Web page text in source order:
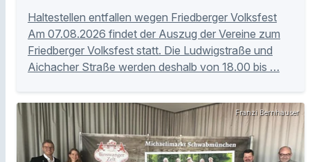
Haltestellen entfallen wegen Friedberger Volksfest
Am 07.08.2026 findet der Auszug der Vereine zum
Friedberger Volksfest statt. Die Ludwigstraße und
Aichacher Straße werden deshalb von 18.00 bis …
Franzi Bernhauser